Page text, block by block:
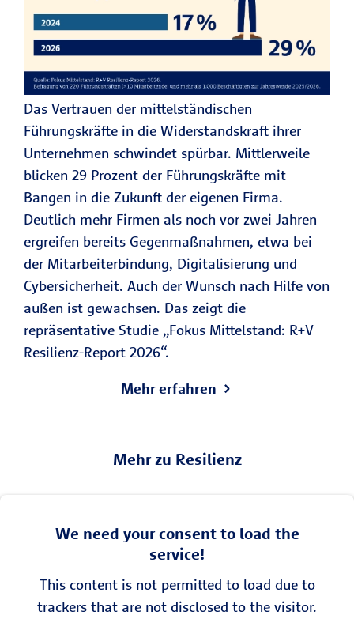
Das Vertrauen der mittelständischen
Führungskräfte in die Widerstandskraft ihrer
Unternehmen schwindet spürbar. Mittlerweile
blicken 29 Prozent der Führungskräfte mit
Bangen in die Zukunft der eigenen Firma.
Deutlich mehr Firmen als noch vor zwei Jahren
ergreifen bereits Gegenmaßnahmen, etwa bei
der Mitarbeiterbindung, Digitalisierung und
Cybersicherheit. Auch der Wunsch nach Hilfe von
außen ist gewachsen. Das zeigt die
repräsentative Studie „Fokus Mittelstand: R+V
Resilienz-Report 2026“.
Mehr erfahren
Mehr zu Resilienz
We need your consent to load the
service!
This content is not permitted to load due to
trackers that are not disclosed to the visitor.